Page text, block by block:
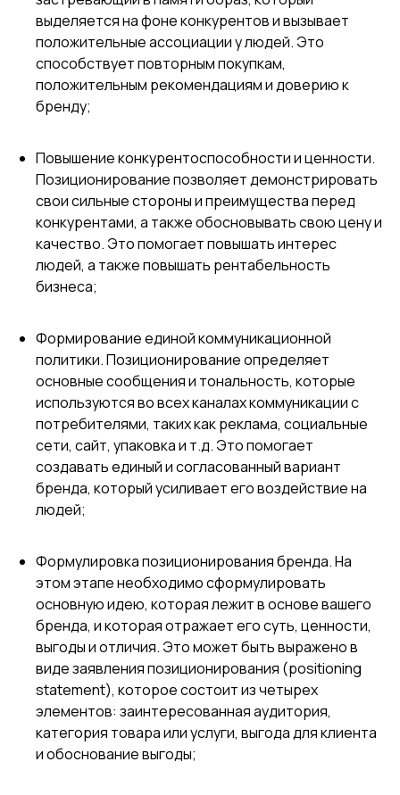
выделяется на фоне конкурентов и вызывает
положительные ассоциации у людей. Это
способствует повторным покупкам,
положительным рекомендациям и доверию к
бренду;
Повышение конкурентоспособности и ценности.
Позиционирование позволяет демонстрировать
свои сильные стороны и преимущества перед
конкурентами, а также обосновывать свою цену и
качество. Это помогает повышать интерес
людей, а также повышать рентабельность
бизнеса;
Формирование единой коммуникационной
политики. Позиционирование определяет
основные сообщения и тональность, которые
используются во всех каналах коммуникации с
потребителями, таких как реклама, социальные
сети, сайт, упаковка и т.д. Это помогает
создавать единый и согласованный вариант
бренда, который усиливает его воздействие на
людей;
Формулировка позиционирования бренда. На
этом этапе необходимо сформулировать
основную идею, которая лежит в основе вашего
бренда, и которая отражает его суть, ценности,
выгоды и отличия. Это может быть выражено в
виде заявления позиционирования (positioning
statement), которое состоит из четырех
элементов: заинтересованная аудитория,
категория товара или услуги, выгода для клиента
и обоснование выгоды;